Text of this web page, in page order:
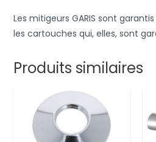
Les mitigeurs GARIS sont
les cartouches qui, elles, sont
Produits similaires